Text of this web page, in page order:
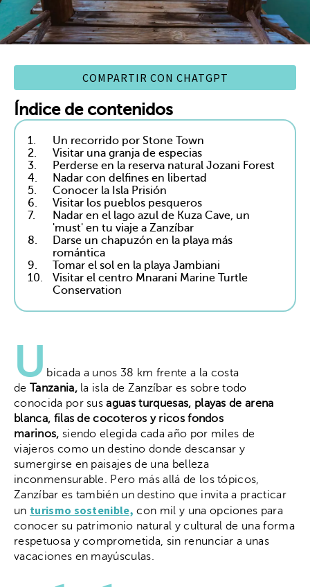
COMPARTIR CON CHATGPT
Índice de contenidos
1.
Un recorrido por Stone Town
2.
Visitar una granja de especias
3.
Perderse en la reserva natural Jozani Forest
4.
Nadar con delfines en libertad
5.
Conocer la Isla Prisión
6.
Visitar los pueblos pesqueros
7.
Nadar en el lago azul de Kuza Cave, un
'must' en tu viaje a Zanzíbar
8.
Darse un chapuzón en la playa más
romántica
9.
Tomar el sol en la playa Jambiani
10.
Visitar el centro Mnarani Marine Turtle
Conservation
U bicada a unos 38 km frente a la costa
de Tanzania,la isla de Zanzíbar es sobre todo
conocida por susaguas turquesas, playas de arena
blanca, filas de cocoteros y ricos fondos
marinos, siendo elegida cada año por miles de
viajeros como un destino donde descansar y
sumergirse en paisajes de una belleza
inconmensurable. Pero más allá de los tópicos,
Zanzíbar es también un destino que invita a practicar
un turismo sostenible, con mil y una opciones para
conocer su patrimonio natural y cultural de una forma
respetuosa y comprometida, sin renunciar a unas
vacaciones en mayúsculas.